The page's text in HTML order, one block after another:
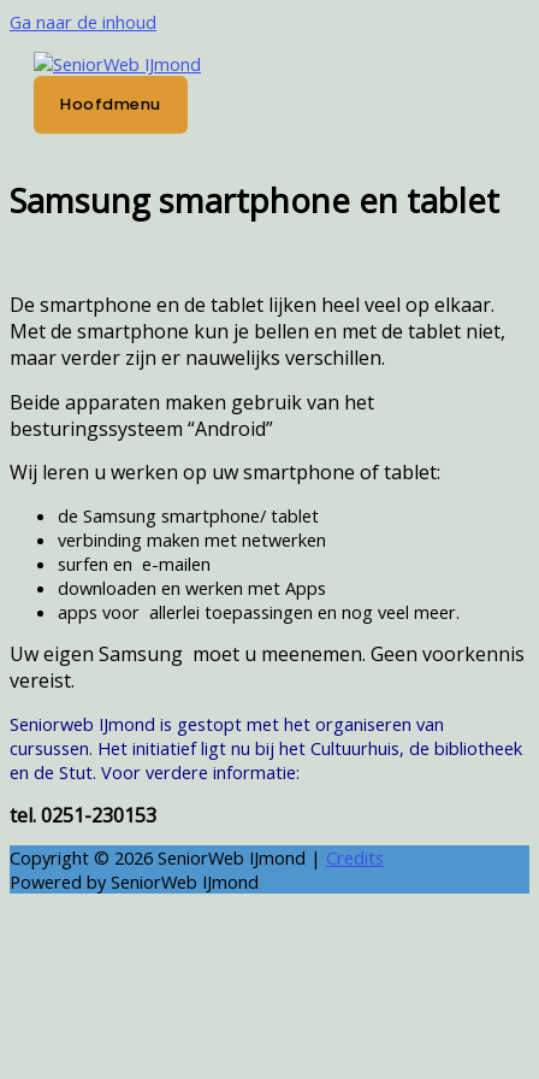
Ga naar de inhoud
Hoofdmenu
Samsung smartphone en tablet
De smartphone en de tablet lijken heel veel op elkaar.
Met de smartphone kun je bellen en met de tablet niet,
maar verder zijn er nauwelijks verschillen.
Beide apparaten maken gebruik van het
besturingssysteem “Android”
Wij leren u werken op uw smartphone of tablet:
de Samsung smartphone/ tablet
verbinding maken met netwerken
surfen en e-mailen
downloaden en werken met Apps
apps voor allerlei toepassingen en nog veel meer.
Uw eigen Samsung moet u meenemen. Geen voorkennis
vereist.
Seniorweb IJmond is gestopt met het organiseren van
cursussen. Het initiatief ligt nu bij het Cultuurhuis, de bibliotheek
en de Stut. Voor verdere informatie:
tel. 0251-230153
Copyright © 2026 SeniorWeb IJmond | Credits
Powered bySeniorWeb IJmond